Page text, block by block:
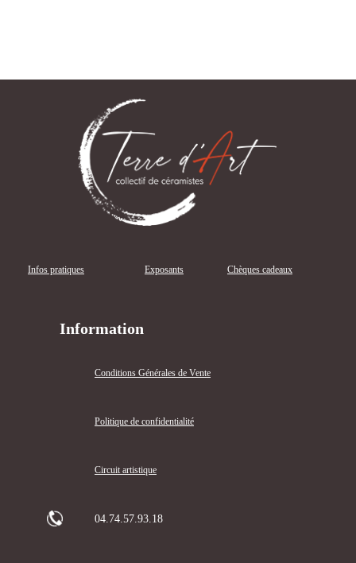
Infos pratiques Exposants Chèques cadeaux
Information
Conditions Générales de Vente
Politique de confidentialité
Circuit artistique
04.74.57.93.18